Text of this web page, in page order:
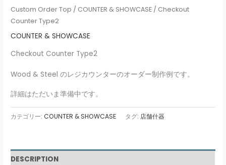
Custom Order Top / COUNTER & SHOWCASE / Checkout
Counter Type2
COUNTER & SHOWCASE
Checkout Counter Type2
Wood & Steel のレジカウンターのオーダー制作例です。
詳細はただいま準備中です。
カテゴリー:COUNTER & SHOWCASE タグ: 店舗什器
DESCRIPTION